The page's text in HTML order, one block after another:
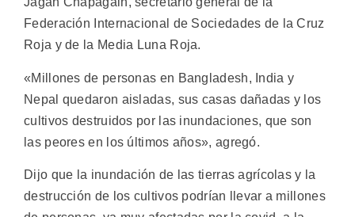
Federación Internacional de Sociedades de la Cruz
Roja y de la Media Luna Roja.
«Millones de personas en Bangladesh, India y
Nepal quedaron aisladas, sus casas dañadas y los
cultivos destruidos por las inundaciones, que son
las peores en los últimos años», agregó.
Dijo que la inundación de las tierras agrícolas y la
destrucción de los cultivos podrían llevar a millones